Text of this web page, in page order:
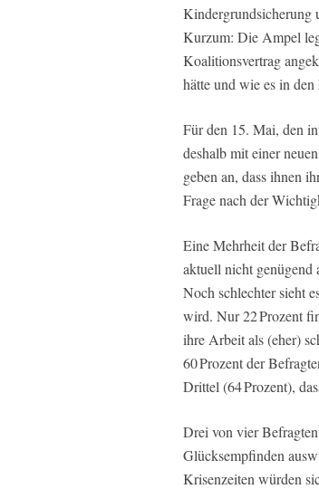
Kindergrundsicherung
Kurzum: Die Ampel
Koalitionsvertrag
hätte und wie es in
Für den 15. Mai, den
deshalb mit einer
geben an, dass ihnen
Frage nach der
Eine Mehrheit der
aktuell nicht genügend
Noch schlechter sieht
wird. Nur 22 Prozent
ihre Arbeit als (eher)
60 Prozent der
Drittel (64 Prozent),
Drei von vier
Glücksempfinden
Krisenzeiten würden